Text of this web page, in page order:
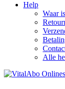
Help
Waar
Alle